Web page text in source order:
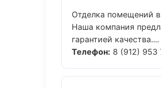
Отделка помещений
Наша компания
гарантией качества....
Телефон: 8 (912) 953